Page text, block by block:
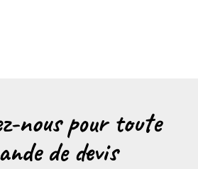
nous pour toute
de devis